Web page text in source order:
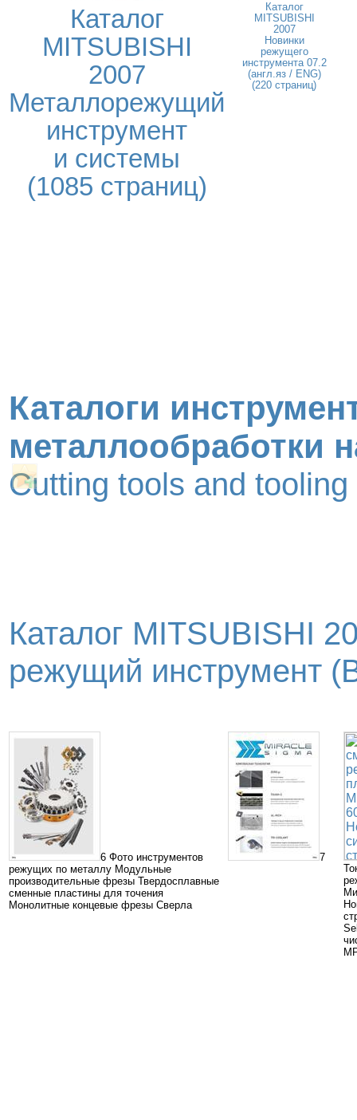
Каталог
MITSUBISHI
2007
Металлорежущий
инструмент
и системы
(1085 страниц)
Каталог
MITSUBISHI
2007
Новинки
режущего
инструмента 07.2
(англ.яз / ENG)
(220 страниц)
Каталоги
металлообработки
Cutting tools and
Каталог MITSUBISHI
режущий инструмент
6 Фото инструментов
режущих по металлу Модульные
производительные фрезы Твердосплавные
сменные пластины для точения
Монолитные концевые фрезы Сверла
7